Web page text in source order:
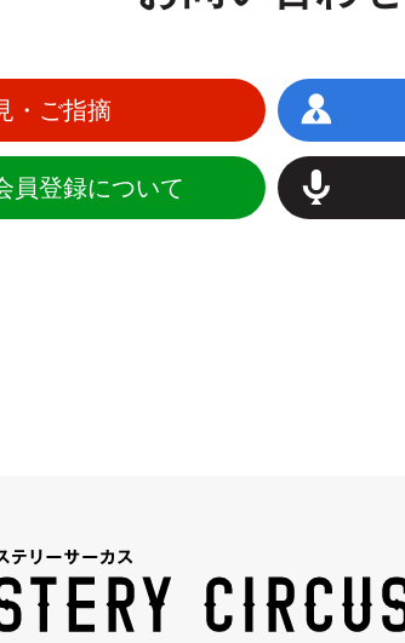
・ご指摘
員登録について